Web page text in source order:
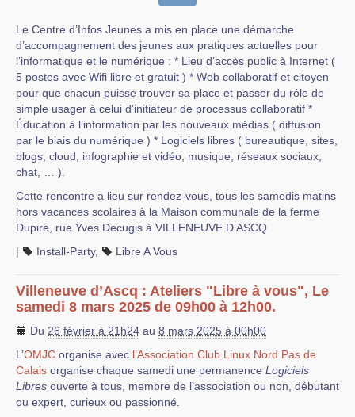
Le Centre d’Infos Jeunes a mis en place une démarche
d’accompagnement des jeunes aux pratiques actuelles pour
l’informatique et le numérique : * Lieu d’accès public à Internet (
5 postes avec Wifi libre et gratuit ) * Web collaboratif et citoyen
pour que chacun puisse trouver sa place et passer du rôle de
simple usager à celui d’initiateur de processus collaboratif *
Éducation à l’information par les nouveaux médias ( diffusion
par le biais du numérique ) * Logiciels libres ( bureautique, sites,
blogs, cloud, infographie et vidéo, musique, réseaux sociaux,
chat, … ).
Cette rencontre a lieu sur rendez-vous, tous les samedis matins
hors vacances scolaires à la Maison communale de la ferme
Dupire, rue Yves Decugis à VILLENEUVE D’ASCQ
|
Install-Party, Libre A Vous
Villeneuve d’Ascq : Ateliers "Libre à vous", Le
samedi 8 mars 2025 de 09h00 à 12h00.
Du 26 février à 21h24 au 8 mars 2025 à 00h00
L’OMJC organise avec l’Association Club Linux Nord Pas de
Calais organise chaque samedi une permanence Logiciels
Libres ouverte à tous, membre de l’association ou non, débutant
ou expert, curieux ou passionné.